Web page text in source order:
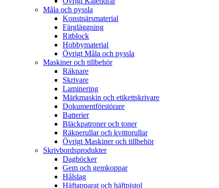
Måla och pyssla
Konstnärsmaterial
Färgläggning
Ritblock
Hobbymaterial
Övrigt Måla och pyssla
Maskiner och tillbehör
Räknare
Skrivare
Laminering
Märkmaskin och etikettskrivare
Dokumentförstörare
Batterier
Bläckpatroner och toner
Räknerullar och kvittorullar
Övrigt Maskiner och tillbehör
Skrivbordsprodukter
Dagböcker
Gem och gemkoppar
Hålslag
Häftapparat och häftpistol